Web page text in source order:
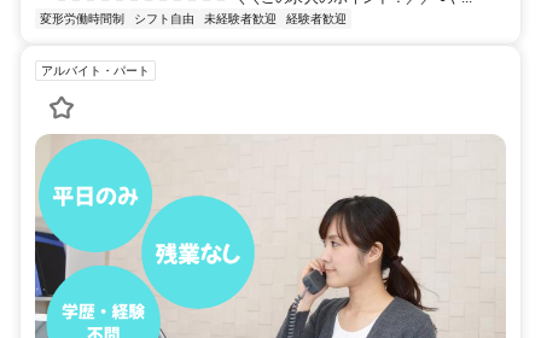
変形労働時間制 シフト自由 未経験者歓迎 経験者歓迎
アルバイト・パート